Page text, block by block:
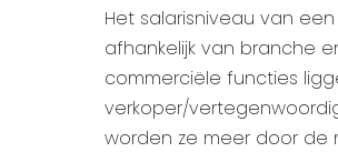
Het salarisniveau van
afhankelijk van branche
commerciële functies
verkoper/
worden ze meer door